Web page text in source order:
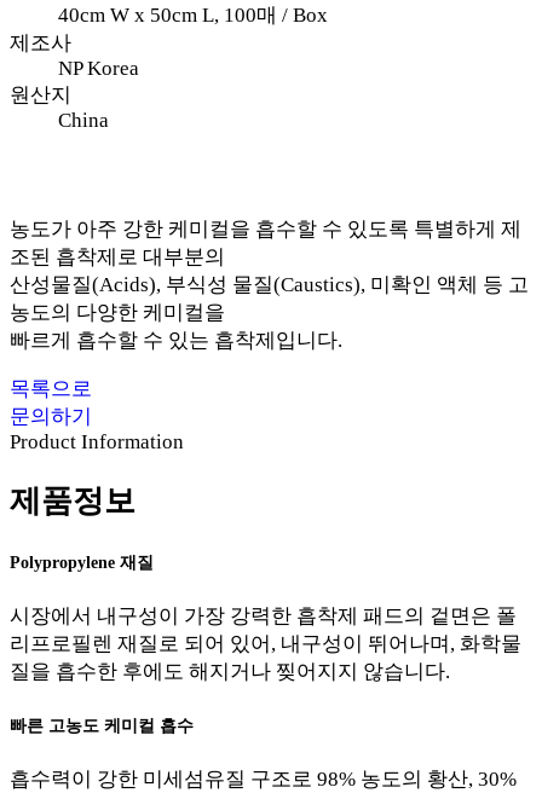
40cm W x 50cm L, 100매 / Box
제조사
NP Korea
원산지
China
농도가 아주 강한 케미컬을 흡수할 수 있도록 특별하게 제
조된 흡착제로 대부분의
산성물질(Acids), 부식성 물질(Caustics), 미확인 액체 등 고
농도의 다양한 케미컬을
빠르게 흡수할 수 있는 흡착제입니다.
목록으로
문의하기
Product Information
제품정보
Polypropylene 재질
시장에서 내구성이 가장 강력한 흡착제 패드의 겉면은 폴
리프로필렌 재질로 되어 있어, 내구성이 뛰어나며, 화학물
질을 흡수한 후에도 해지거나 찢어지지 않습니다.
빠른 고농도 케미컬 흡수
흡수력이 강한 미세섬유질 구조로 98% 농도의 황산, 30%